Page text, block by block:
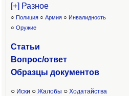
[+] Разное
○ Полиция ○ Армия ○ Инвалидность
○ Оружие
Статьи
Вопрос/ответ
Образцы документов
○ Иски ○ Жалобы ○ Ходатайства